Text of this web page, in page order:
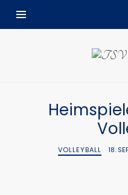
TSV
VOLLEYBALL 18.